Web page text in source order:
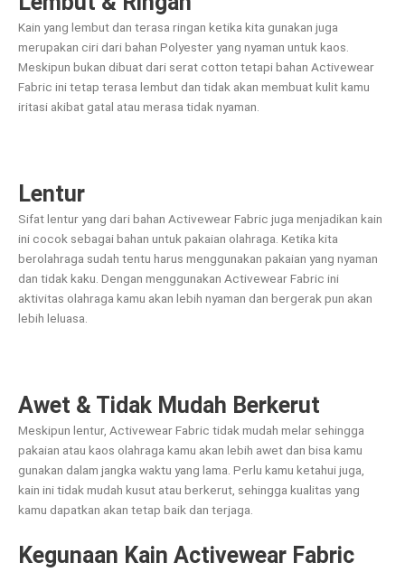
Kain yang lembut dan terasa ringan ketika kita gunakan juga
merupakan ciri dari bahan Polyester yang nyaman untuk kaos.
Meskipun bukan dibuat dari serat cotton tetapi bahan Activewear
Fabric ini tetap terasa lembut dan tidak akan membuat kulit kamu
iritasi akibat gatal atau merasa tidak nyaman.
Lentur
Sifat lentur yang dari bahan Activewear Fabric juga menjadikan kain
ini cocok sebagai bahan untuk pakaian olahraga. Ketika kita
berolahraga sudah tentu harus menggunakan pakaian yang nyaman
dan tidak kaku. Dengan menggunakan Activewear Fabric ini
aktivitas olahraga kamu akan lebih nyaman dan bergerak pun akan
lebih leluasa.
Awet & Tidak Mudah Berkerut
Meskipun lentur, Activewear Fabric tidak mudah melar sehingga
pakaian atau kaos olahraga kamu akan lebih awet dan bisa kamu
gunakan dalam jangka waktu yang lama. Perlu kamu ketahui juga,
kain ini tidak mudah kusut atau berkerut, sehingga kualitas yang
kamu dapatkan akan tetap baik dan terjaga.
Kegunaan Kain Activewear Fabric